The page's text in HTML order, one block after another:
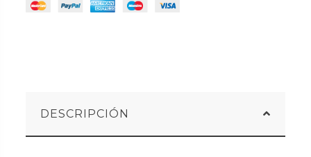
DESCRIPCIÓN